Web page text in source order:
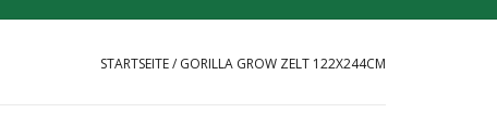
STARTSEITE/ GORILLA GROW ZELT 122X244CM